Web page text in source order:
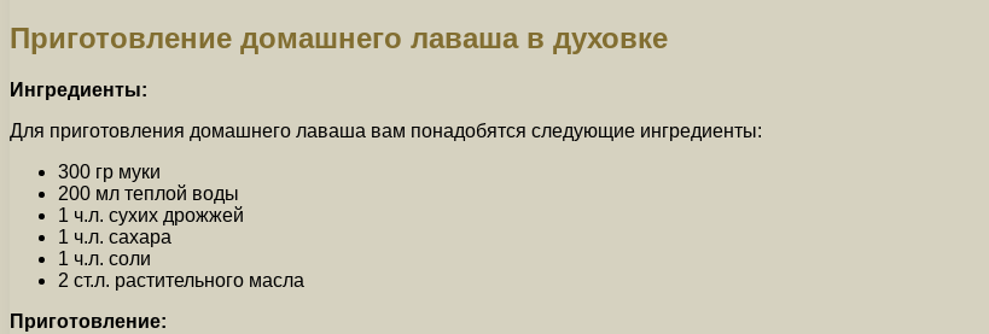
Приготовление домашнего лаваша в духовке
Ингредиенты:
Для приготовления домашнего лаваша вам понадобятся следующие ингредиенты:
300 гр муки
200 мл теплой воды
1 ч.л. сухих дрожжей
1 ч.л. сахара
1 ч.л. соли
2 ст.л. растительного масла
Приготовление: